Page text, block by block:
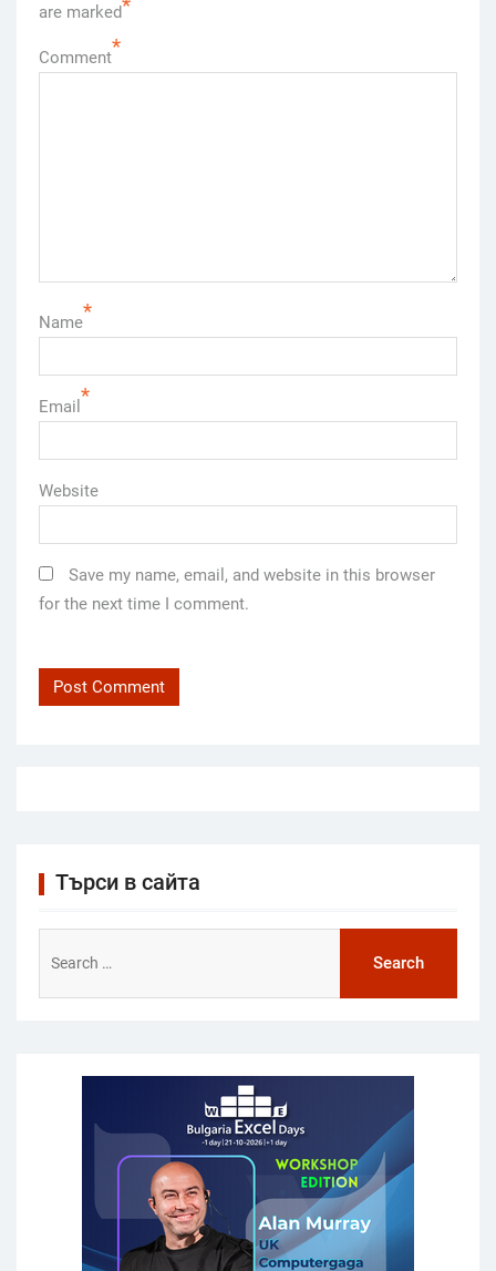
are marked*
Comment*
Name*
Email *
Website
Save my name, email, and website in this browser
for the next time I comment.
Търси в сайта
for: